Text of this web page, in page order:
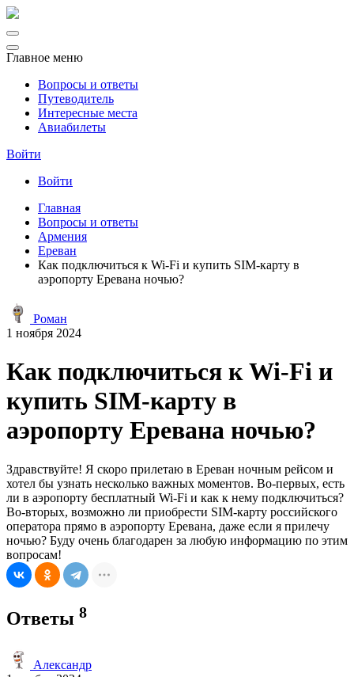
Главное меню
Вопросы и ответы
Путеводитель
Интересные места
Авиабилеты
Войти
Войти
Главная
Вопросы и ответы
Армения
Ереван
Как подключиться к Wi-Fi и купить SIM-карту в
аэропорту Еревана ночью?
Роман
1 ноября 2024
Как подключиться к Wi-Fi и
купить SIM-карту в
аэропорту Еревана ночью?
Здравствуйте! Я скоро прилетаю в Ереван ночным рейсом и
хотел бы узнать несколько важных моментов. Во-первых, есть
ли в аэропорту бесплатный Wi-Fi и как к нему подключиться?
Во-вторых, возможно ли приобрести SIM-карту российского
оператора прямо в аэропорту Еревана, даже если я прилечу
ночью? Буду очень благодарен за любую информацию по этим
вопросам!
Ответы 8
Александр